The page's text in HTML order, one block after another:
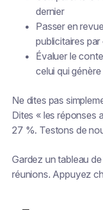
dernier
Passer en
publicitaires par
Évaluer le
celui qui
Ne dites pas
Dites « les réponses
27 %. Testons de
Gardez un tableau
réunions. Appuyez